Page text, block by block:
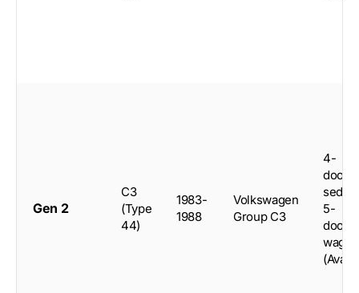
Gen 2
C3
(Type
44)
1983-
1988
Volkswagen
Group C3
4-
door
sedan,
5-
door
wagon